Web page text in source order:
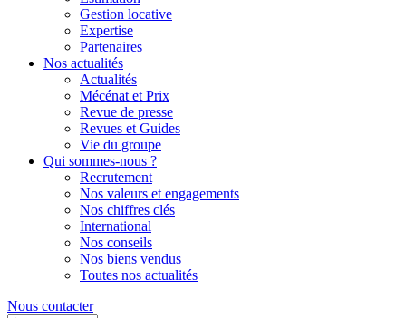
Gestion locative
Expertise
Partenaires
Nos actualités
Actualités
Mécénat et Prix
Revue de presse
Revues et Guides
Vie du groupe
Qui sommes-nous ?
Recrutement
Nos valeurs et engagements
Nos chiffres clés
International
Nos conseils
Nos biens vendus
Toutes nos actualités
Nous contacter